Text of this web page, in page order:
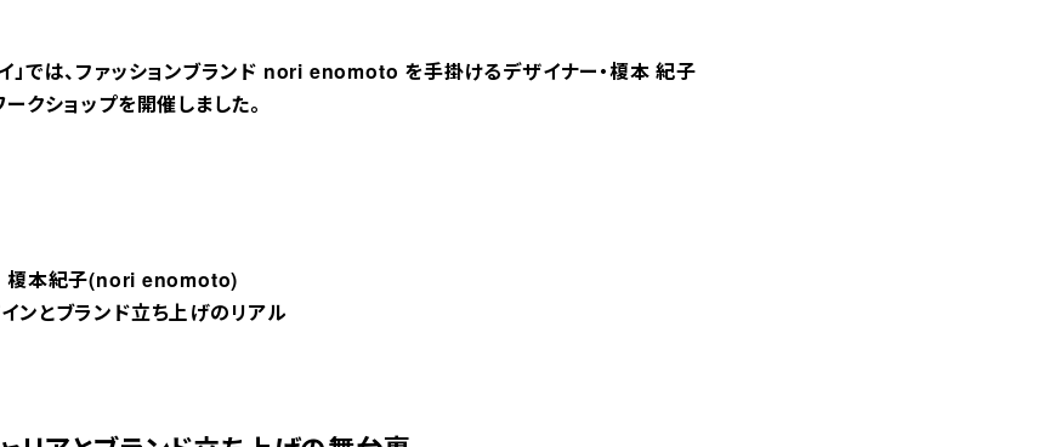
」では、ファッションブランド nori enomoto を手掛けるデザイナー・榎本 紀子
クショップを開催しました。
榎本紀子(nori enomoto)
ンとブランド立ち上げのリアル